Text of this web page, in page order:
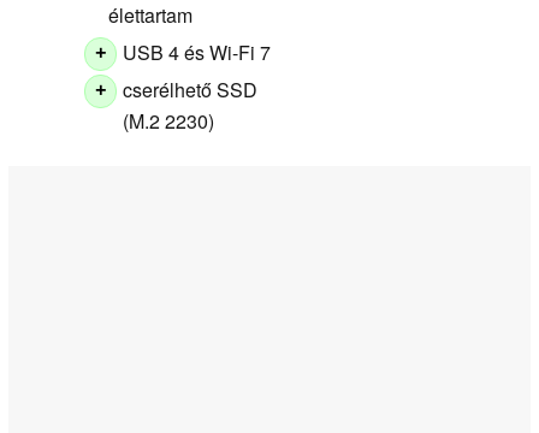
élettartam
+ USB 4 és Wi-Fi 7
+
cserélhető SSD
(M.2 2230)